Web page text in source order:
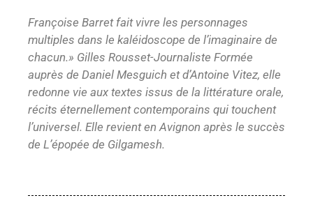
Françoise Barret fait vivre les personnages
multiples dans le kaléidoscope de l’imaginaire de
chacun.» Gilles Rousset-Journaliste Formée
auprès de Daniel Mesguich et d’Antoine Vitez, elle
redonne vie aux textes issus de la littérature orale,
récits éternellement contemporains qui touchent
l’universel. Elle revient en Avignon après le succès
de L’épopée de Gilgamesh.